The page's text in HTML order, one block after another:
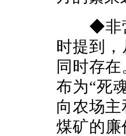
◆非营
时提到
同时存
布为“死
向农场
煤矿的廉